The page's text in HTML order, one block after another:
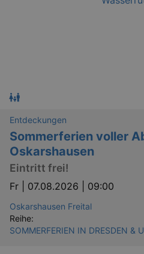
Entdeckungen
Sommerferien voller
Oskarshausen
Eintritt frei!
Fr | 07.08.2026 | 09:00
Oskarshausen Freital
Reihe:
SOMMERFERIEN IN DRESDEN &